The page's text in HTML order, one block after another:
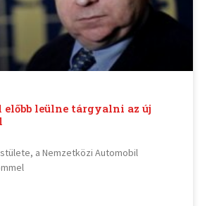
előbb leülne tárgyalni az új
a Nemzetközi Automobil